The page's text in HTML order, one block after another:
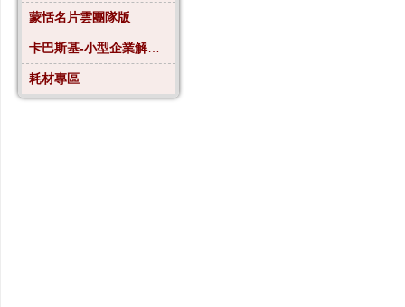
蒙恬名片雲團隊版
卡巴斯基-小型企業解決方案4
耗材專區